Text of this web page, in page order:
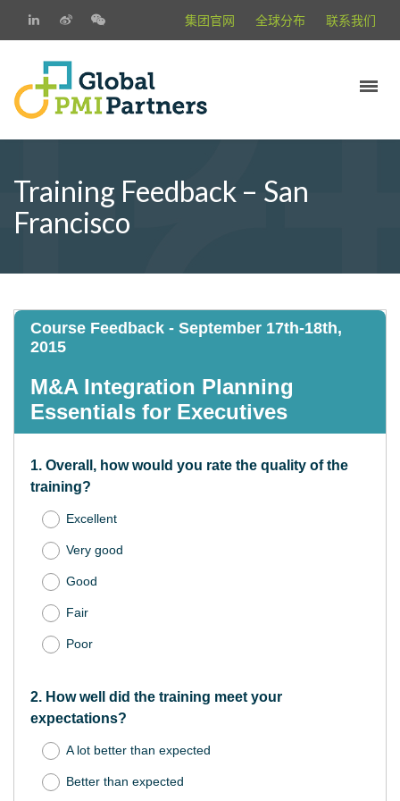
集团官网 全球分布 联系我们
Training Feedback – San
Francisco